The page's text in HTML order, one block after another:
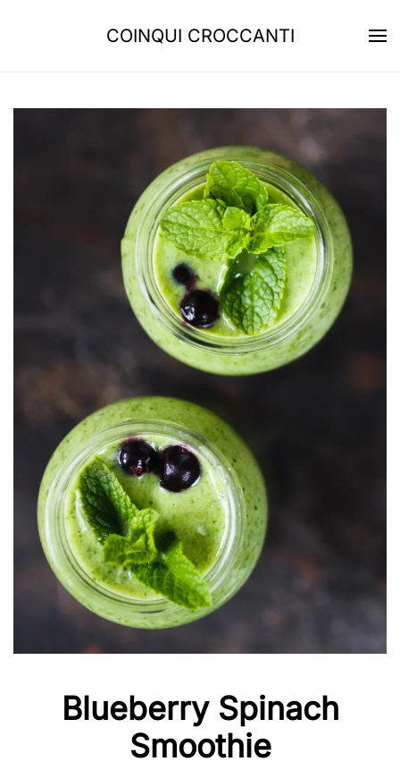
COINQUI CROCCANTI
Blueberry Spinach
Smoothie